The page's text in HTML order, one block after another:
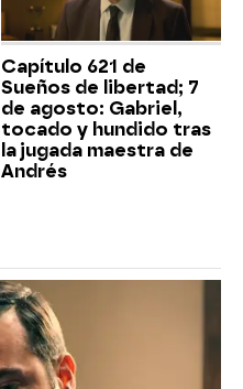
Capítulo 621 de
Sueños de libertad; 7
de agosto: Gabriel,
tocado y hundido tras
la jugada maestra de
Andrés